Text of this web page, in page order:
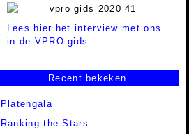
Lees hier het interview met ons
in de VPRO gids.
Recent bekeken
Platengala
Ranking the Stars